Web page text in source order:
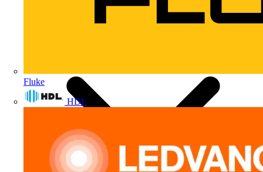
Fluke
HDL